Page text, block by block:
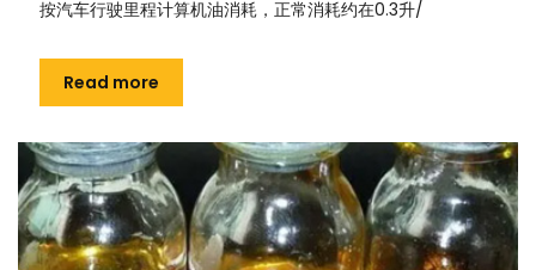
按汽车行驶里程计算机油消耗，正常消耗约在0.3升/
Read more